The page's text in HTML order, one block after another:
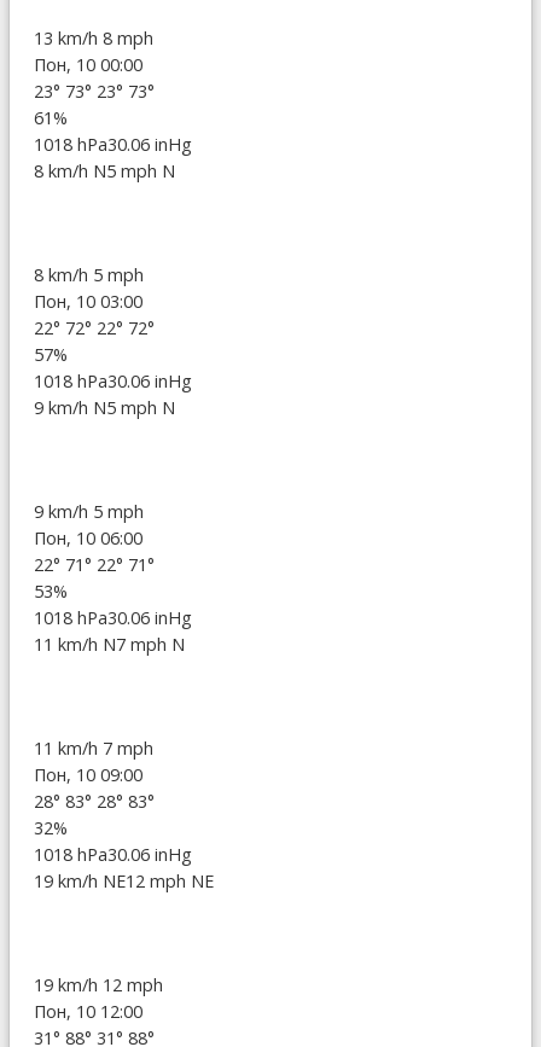
13 km/h 8 mph
Пон, 10 00:00
23° 73° 23° 73°
61%
1018 hPa30.06 inHg
8 km/h N5 mph N
8 km/h 5 mph
Пон, 10 03:00
22° 72° 22° 72°
57%
1018 hPa30.06 inHg
9 km/h N5 mph N
9 km/h 5 mph
Пон, 10 06:00
22° 71° 22° 71°
53%
1018 hPa30.06 inHg
11 km/h N7 mph N
11 km/h 7 mph
Пон, 10 09:00
28° 83° 28° 83°
32%
1018 hPa30.06 inHg
19 km/h NE12 mph NE
19 km/h 12 mph
Пон, 10 12:00
31° 88° 31° 88°